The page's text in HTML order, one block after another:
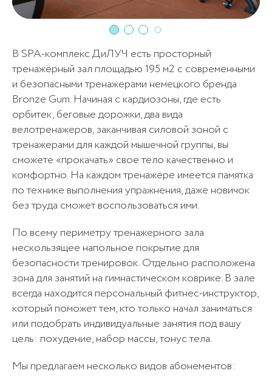
В SPA-комплекс ДиЛУЧ есть просторный
тренажёрный зал площадью 195 м2 с современными
и безопасными тренажерами немецкого бренда
Bronze Gum. Начиная с кардиозоны, где есть
орбитек, беговые дорожки, два вида
велотренажеров, заканчивая силовой зоной с
тренажерами для каждой мышечной группы, вы
сможете «прокачать» свое тело качественно и
комфортно. На каждом тренажёре имеется памятка
по технике выполнения упражнения, даже новичок
без труда сможет воспользоваться ими.
По всему периметру тренажерного зала
нескользящее напольное покрытие для
безопасности тренировок. Отдельно расположена
зона для занятий на гимнастическом коврике. В зале
всегда находится персональный фитнес-инструктор,
который поможет тем, кто только начал заниматься
или подобрать индивидуальные занятия под вашу
цель: похудение, набор массы, тонус тела.
Мы предлагаем несколько видов абонементов:
Отправить
Отмечая, вы даете согласие
обработку персональных данных
Криосауна (разовое посещение)1 100₽
Отправить
Отмечая, вы даете согласие
наобработку персональных данных
Отправить
Отмечая, вы даете согласие
10
посещений
Отправить
Отмечая, вы даете согласие
Отправить
Отмечая, вы даёте согласие
наобработку персональных данных